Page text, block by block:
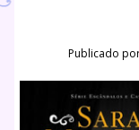
Publicado